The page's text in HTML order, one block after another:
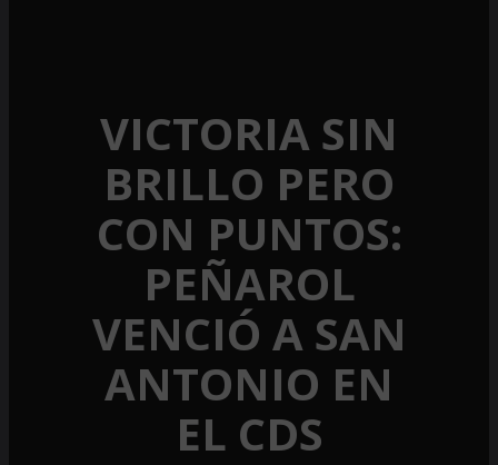
VICTORIA SIN
BRILLO PERO
CON PUNTOS:
PEÑAROL
VENCIÓ A SAN
ANTONIO EN
EL CDS